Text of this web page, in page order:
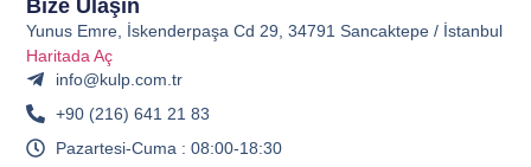
Bize Ulaşın
Yunus Emre, İskenderpaşa Cd 29, 34791 Sancaktepe / İstanbul
Haritada Aç
info@kulp.com.tr
+90 (216) 641 21 83
Pazartesi-Cuma : 08:00-18:30